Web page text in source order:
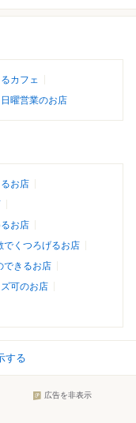
カフェ
曜営業のお店
お店
お店
でくつろげるお店
できるお店
可のお店
する
広告を非表示